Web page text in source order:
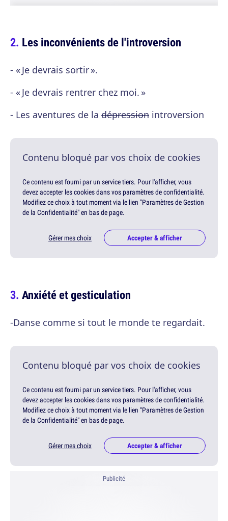
Les inconvénients de l'introversion
- « Je devrais sortir ».
- « Je devrais rentrer chez moi. »
- Les aventures de la dépression introversion
Contenu bloqué par vos choix de cookies
Ce contenu est fourni par un service tiers. Pour l'afficher, vous
devez accepter les cookies dans vos paramètres de confidentialité.
Modifiez ce choix à tout moment via le lien "Paramètres de Gestion
de la Confidentialité" en bas de page.
Gérer mes choix Accepter & afficher
Anxiété et gesticulation
-Danse comme si tout le monde te regardait.
Contenu bloqué par vos choix de cookies
Ce contenu est fourni par un service tiers. Pour l'afficher, vous
devez accepter les cookies dans vos paramètres de confidentialité.
Modifiez ce choix à tout moment via le lien "Paramètres de Gestion
de la Confidentialité" en bas de page.
Gérer mes choix Accepter & afficher
Publicité